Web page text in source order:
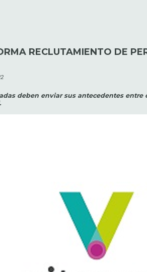
RECLUTAMIENTO DE
deben enviar sus antecedentes entre